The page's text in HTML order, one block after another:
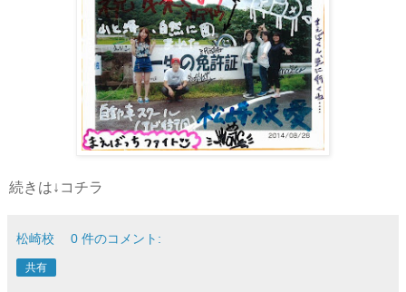
続きは↓コチラ
松崎校 0 件のコメント:
共有